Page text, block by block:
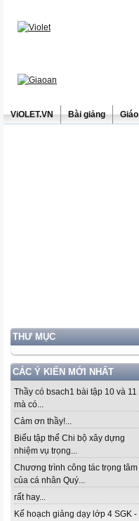
ViOLET.VN Bài giảng
THƯ MỤC
CÁC Ý KIẾN MỚI NHẤT
Thầy có bsach1 bài tập 10 và 11
mà có...
Cảm ơn thầy!...
Biểu tập thể Chi bộ xây dựng
nhiệm vụ trọng...
Chương trình công tác trọng tâm
của cá nhân Quý...
rất hay...
Kế hoạch giảng dạy lớp 4 SGK -